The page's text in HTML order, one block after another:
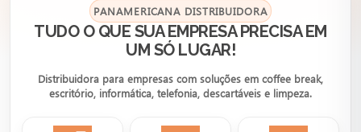
PANAMERICANA DISTRIBUIDORA
TUDO O QUE SUA EMPRESA PRECISA EM
UM SÓ LUGAR!
Distribuidora para empresas com soluções em coffee break,
escritório, informática, telefonia, descartáveis e limpeza.